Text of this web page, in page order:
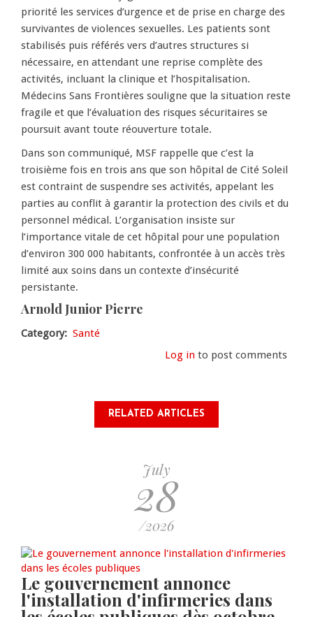
priorité les services d’urgence et de prise en charge des
survivantes de violences sexuelles. Les patients sont
stabilisés puis référés vers d’autres structures si
nécessaire, en attendant une reprise complète des
activités, incluant la clinique et l’hospitalisation.
Médecins Sans Frontières souligne que la situation reste
fragile et que l’évaluation des risques sécuritaires se
poursuit avant toute réouverture totale.
Dans son communiqué, MSF rappelle que c’est la
troisième fois en trois ans que son hôpital de Cité Soleil
est contraint de suspendre ses activités, appelant les
parties au conflit à garantir la protection des civils et du
personnel médical. L’organisation insiste sur
l’importance vitale de cet hôpital pour une population
d’environ 300 000 habitants, confrontée à un accès très
limité aux soins dans un contexte d’insécurité
persistante.
Arnold Junior Pierre
Category
Santé
Log into post comments
RELATED ARTICLES
July
28
/2026
Le gouvernement annonce
l'installation d'infirmeries dans